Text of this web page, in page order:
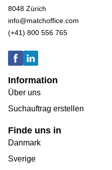
8048 Zürich
info@matchoffice.com
(+41) 800 556 765
Information
Über uns
Suchauftrag erstellen
Finde uns in
Danmark
Sverige